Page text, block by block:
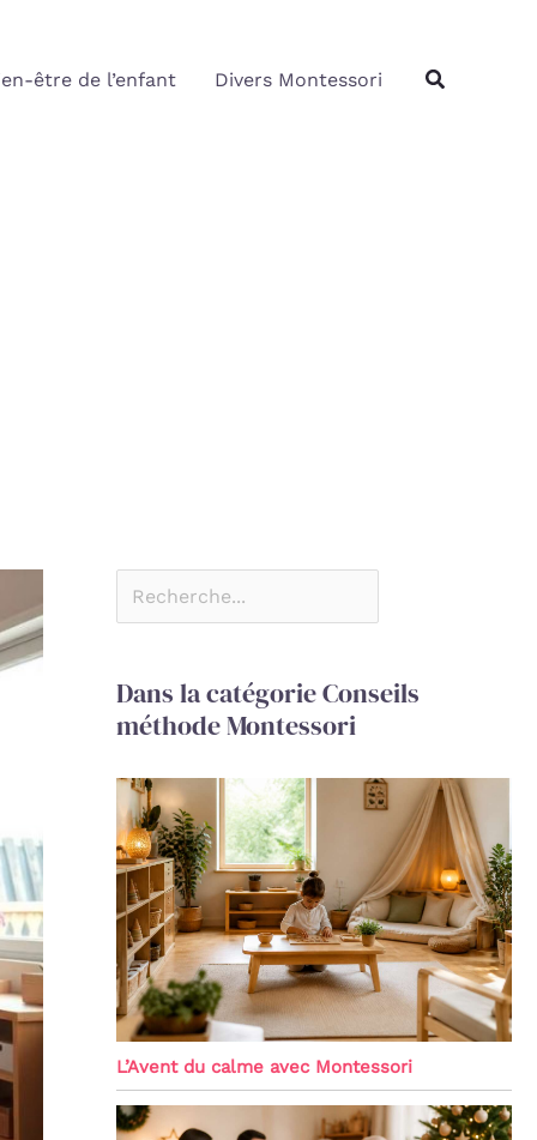
être de l’enfant Divers Montessori
Dans la catégorie Conseils
méthode Montessori
L’Avent du calme avec Montessori